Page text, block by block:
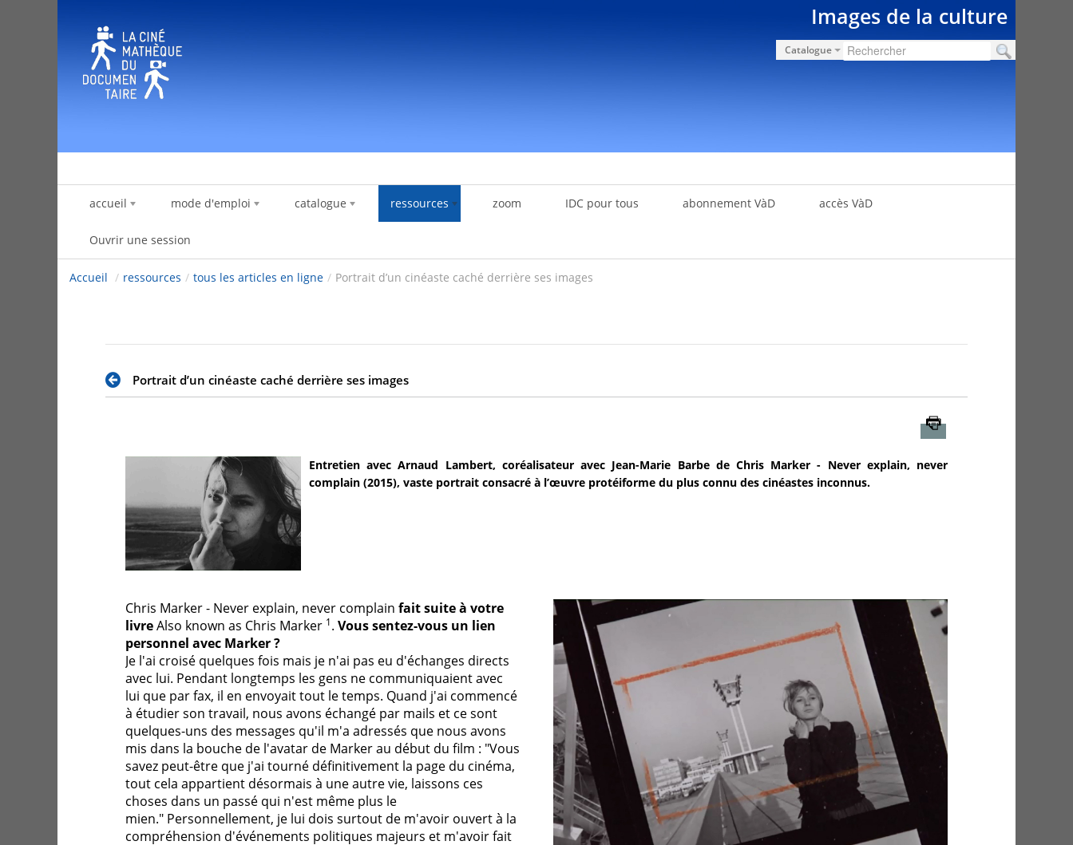
Images de la culture
Catalogue
accueil mode d'emploi catalogue ressources zoom IDC pour tous abonnement VàD accès VàD
Ouvrir une session
Accueil / ressources / tous les articles en ligne / Portrait d’un cinéaste caché derrière ses images
Portrait d’un cinéaste caché derrière ses images
Entretien avec Arnaud Lambert, coréalisateur avec Jean-Marie Barbe de Chris Marker - Never explain, never
complain (2015), vaste portrait consacré à l’œuvre protéiforme du plus connu des cinéastes inconnus.
Chris Marker - Never explain, never complain fait suite à votre
livreAlso known as Chris Marker 1. Vous sentez-vous un lien
personnel avec Marker ?
Je l'ai croisé quelques fois mais je n'ai pas eu d'échanges directs
avec lui. Pendant longtemps les gens ne communiquaient avec
lui que par fax, il en envoyait tout le temps. Quand j'ai commencé
à étudier son travail, nous avons échangé par mails et ce sont
quelques-uns des messages qu'il m'a adressés que nous avons
mis dans la bouche de l'avatar de Marker au début du film : "Vous
savez peut-être que j'ai tourné définitivement la page du cinéma,
tout cela appartient désormais à une autre vie, laissons ces
choses dans un passé qui n'est même plus le
mien." Personnellement, je lui dois surtout de m'avoir ouvert à la
compréhension d'événements politiques majeurs et m'avoir fait